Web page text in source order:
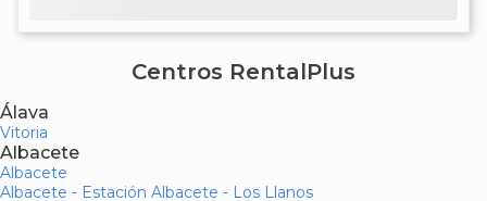
Centros RentalPlus
Álava
Vitoria
Albacete
Albacete
Albacete - Estación Albacete - Los Llanos